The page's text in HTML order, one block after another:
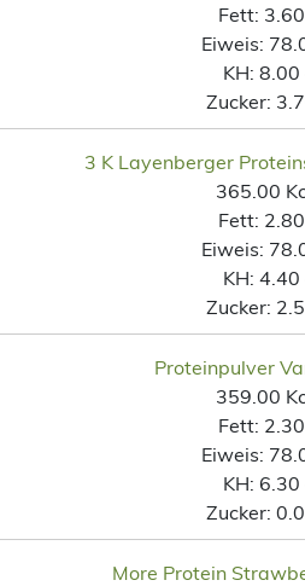
Fett:
Eiweis:
KH: 8.00
Zucker:
3 K Layenberger
365.00
Fett:
Eiweis:
KH: 4.40
Zucker:
Proteinpulver
359.00
Fett:
Eiweis:
KH: 6.30
Zucker:
More Protein